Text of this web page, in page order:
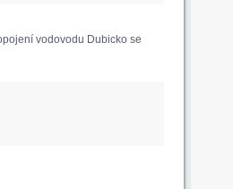
vodovodu Dubicko se